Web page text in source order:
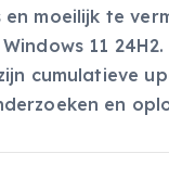
en moeilijk te
11
cumulatieve
en